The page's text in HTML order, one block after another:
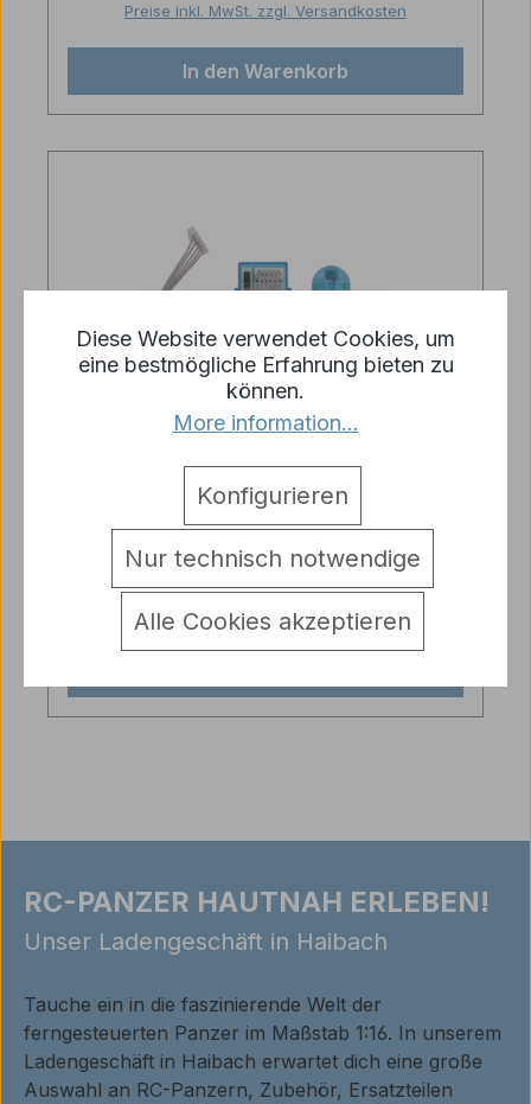
Preise inkl. MwSt. zzgl. Versandkosten
In den Warenkorb
Torro/Taigen Modelle
Regulärer Preis:
19,90 €
Preise inkl. MwSt. zzgl. Versandkosten
RC-PANZER HAUTNAH ERLEBEN!
Unser Ladengeschäft in Haibach
Tauche ein in die faszinierende Welt der
ferngesteuerten Panzer im Maßstab 1:16. In unserem
Ladengeschäft in Haibach erwartet dich eine große
Auswahl an RC-Panzern, Zubehör, Ersatzteilen
Diese Website verwendet Cookies, um
eine bestmögliche Erfahrung bieten zu
können.
More information...
Nur technisch notwendige
Konfigurieren
Alle Cookies akzeptieren